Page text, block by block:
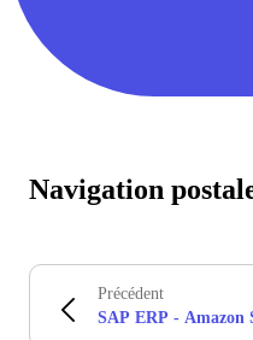
Navigation
Précédent
SAP ERP - Amazon